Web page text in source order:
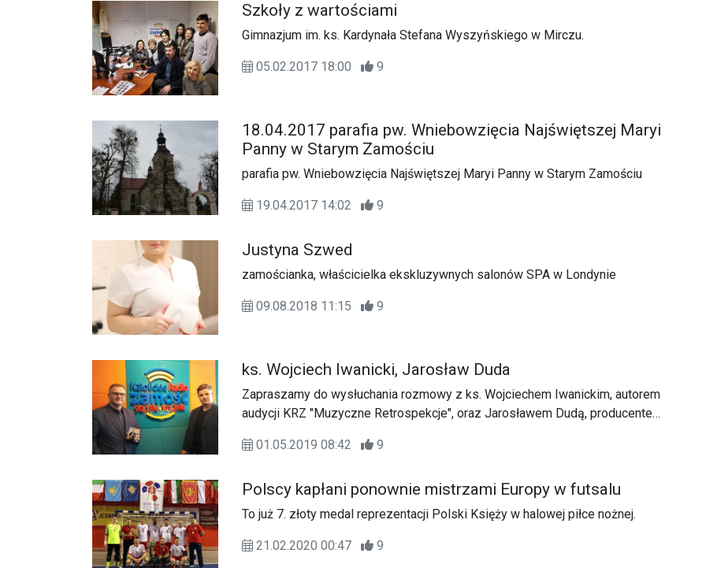
Szkoły z wartościami
Gimnazjum im. ks. Kardynała Stefana Wyszyńskiego w Mirczu.
05.02.2017 18:00 9
18.04.2017 parafia pw. Wniebowzięcia Najświętszej Maryi
Panny w Starym Zamościu
parafia pw. Wniebowzięcia Najświętszej Maryi Panny w Starym Zamościu
19.04.2017 14:02 9
Justyna Szwed
zamościanka, właścicielka ekskluzywnych salonów SPA w Londynie
09.08.2018 11:15 9
ks. Wojciech Iwanicki, Jarosław Duda
Zapraszamy do wysłuchania rozmowy z ks. Wojciechem Iwanickim, autorem
audycji KRZ "Muzyczne Retrospekcje", oraz Jarosławem Dudą, producentem
Panu".
01.05.2019 08:42 9
Polscy kapłani ponownie mistrzami Europy w futsalu
To już 7. złoty medal reprezentacji Polski Księży w halowej piłce nożnej.
21.02.2020 00:47 9